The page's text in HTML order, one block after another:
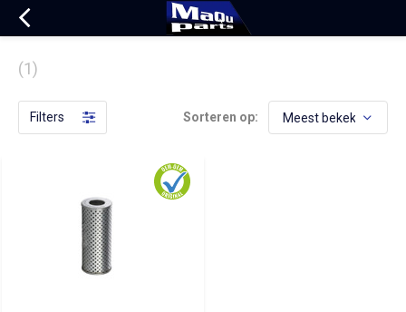
(1)
Filters Sorteren op: